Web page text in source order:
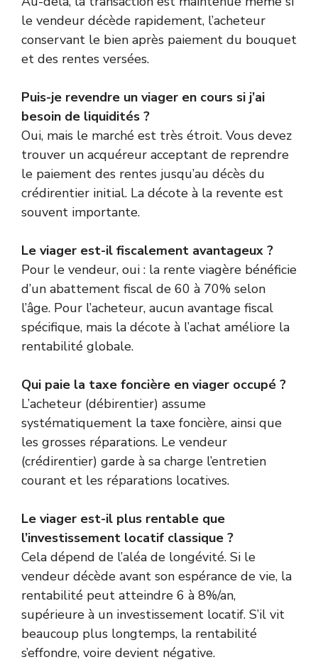
le vendeur décède rapidement, l’acheteur
conservant le bien après paiement du bouquet
et des rentes versées.
Puis-je revendre un viager en cours si j’ai
besoin de liquidités ?
Oui, mais le marché est très étroit. Vous devez
trouver un acquéreur acceptant de reprendre
le paiement des rentes jusqu’au décès du
crédirentier initial. La décote à la revente est
souvent importante.
Le viager est-il fiscalement avantageux ?
Pour le vendeur, oui : la rente viagère bénéficie
d’un abattement fiscal de 60 à 70% selon
l’âge. Pour l’acheteur, aucun avantage fiscal
spécifique, mais la décote à l’achat améliore la
rentabilité globale.
Qui paie la taxe foncière en viager occupé ?
L’acheteur (débirentier) assume
systématiquement la taxe foncière, ainsi que
les grosses réparations. Le vendeur
(crédirentier) garde à sa charge l’entretien
courant et les réparations locatives.
Le viager est-il plus rentable que
l’investissement locatif classique ?
Cela dépend de l’aléa de longévité. Si le
vendeur décède avant son espérance de vie, la
rentabilité peut atteindre 6 à 8%/an,
supérieure à un investissement locatif. S’il vit
beaucoup plus longtemps, la rentabilité
s’effondre, voire devient négative.